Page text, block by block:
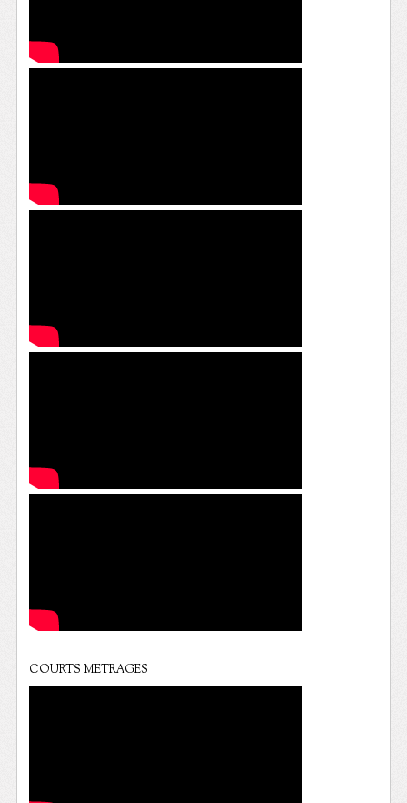
COURTS METRAGES